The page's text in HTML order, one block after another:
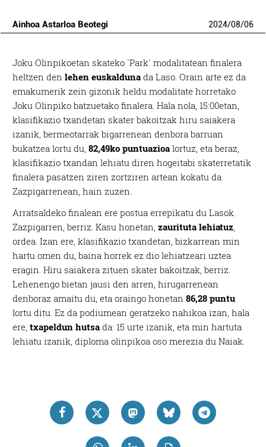
Ainhoa Astarloa Beotegi 2024/08/06
Joku Olinpikoetan skateko `Park´ modalitatean finalera
heltzen denlehen euskaldunada Laso. Orain arte ez da
emakumerik zein gizonik heldu modalitate horretako
Joku Olinpiko batzuetako finalera. Hala nola, 15:00etan,
klasifikazio txandetan skater bakoitzak hiru saiakera
izanik, bermeotarrak bigarrenean denbora barruan
bukatzea lortu du,82,49ko puntuazioa lortuz, eta beraz,
klasifikazio txandan lehiatu diren hogeitabi skaterretatik
finalera pasatzen ziren zortziren artean kokatu da.
Zazpigarrenean, hain zuzen.
Arratsaldeko finalean ere postua errepikatu du Lasok.
Zazpigarren, berriz. Kasu honetan,zaurituta lehiatuz
ordea. Izan ere, klasifikazio txandetan, bizkarrean min
hartu omen du, baina horrek ez dio lehiatzeari uztea
eragin. Hiru saiakera zituen skater bakoitzak, berriz.
Lehenengo bietan jausi den arren, hirugarrenean
denboraz amaitu du, eta oraingo honetan86,28 puntu
lortu ditu. Ez da podiumean geratzeko nahikoa izan, hala
ere,txapeldun hutsa da: 15 urte izanik, eta min hartuta
lehiatu izanik, diploma olinpikoa oso merezia du Naiak.